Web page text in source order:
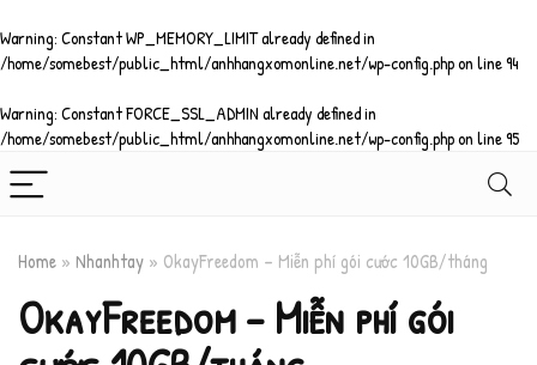
Warning: Constant WP_MEMORY_LIMIT already defined in
/home/somebest/public_html/anhhangxomonline.net/wp-config.phpon line94
Warning: Constant FORCE_SSL_ADMIN already defined in
/home/somebest/public_html/anhhangxomonline.net/wp-config.phpon line95
Home » Nhanhtay » OkayFreedom – Miễn phí gói cước 10GB/tháng
OkayFreedom – Miễn phí gói